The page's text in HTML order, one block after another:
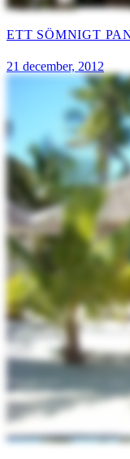
ETT SÖMNIGT
21 december, 2012